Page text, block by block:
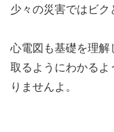
少々の災害ではビク
心電図も基礎を理解
取るようにわかるよ
りませんよ。